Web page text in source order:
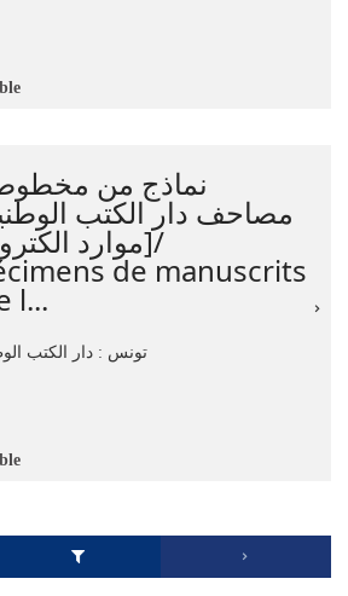
نماذج من
مصاحف دار الكتب
[موارد
de manuscrits
l...
تونس : دار الكتب